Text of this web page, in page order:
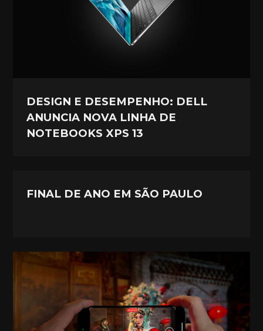
DESIGN E DESEMPENHO: DELL
ANUNCIA NOVA LINHA DE
NOTEBOOKS XPS 13
FINAL DE ANO EM SÃO PAULO